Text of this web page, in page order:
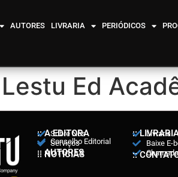
AUTORES LIVRARIA PERIÓDICOS
Ed
:: A EDITORA
Sobre Nós
Serviços
Conselho Editorial
:: AUTORES
:: NOTÍCIAS
::
Livraria
Baixe E-
::